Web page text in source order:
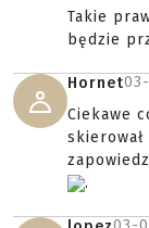
Takie
będzie
Hornet
Ciekawe
.